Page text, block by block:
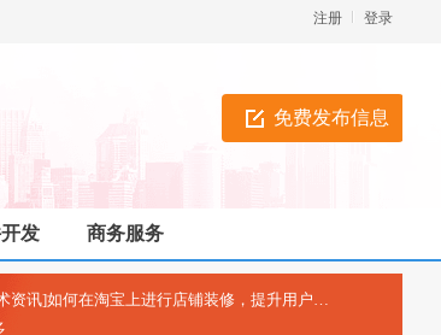
登录
注册
免费发布信息
发 商务服务
26) [技术资讯]如何在淘宝上进行店铺装修，提升用户购物体验？